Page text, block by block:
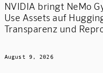
NVIDIA bringt NeMo
Use Assets auf
Transparenz und
August 9, 2026